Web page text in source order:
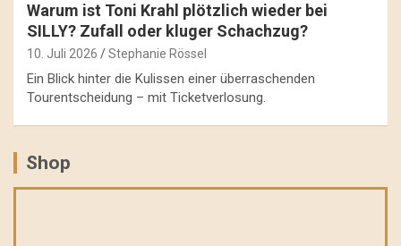
Warum ist Toni Krahl plötzlich wieder bei
SILLY? Zufall oder kluger Schachzug?
10. Juli 2026 Stephanie Rössel
Ein Blick hinter die Kulissen einer überraschenden
Tourentscheidung – mit Ticketverlosung.
Shop